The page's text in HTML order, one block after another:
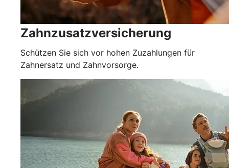
Zahnzusatzversicherung
Schützen Sie sich vor hohen Zuzahlungen für
Zahnersatz und Zahnvorsorge.